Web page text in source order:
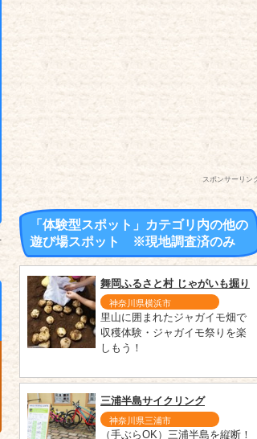
スポンサーリン
「体験型スポット」カテゴリ内の他の
遊び場スポット ※現地調査済のみ
舞岡ふるさと村 じゃがいも掘り
神奈川県横浜市
里山に囲まれたジャガイモ畑で
収穫体験・ジャガイモ祭りを楽
しもう！
三浦半島サイクリング
神奈川県三浦市
（手ぶらOK）三浦半島を縦断！